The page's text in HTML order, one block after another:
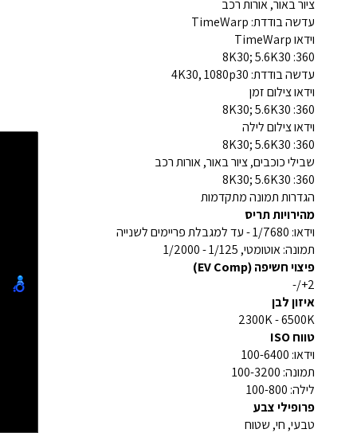
ציור באור, אורות רכב
עדשה בודדת: TimeWarp
וידאו TimeWarp
360: 8K30; 5.6K30
עדשה בודדת: 4K30, 1080p30
וידאו צילום זמן
360: 8K30; 5.6K30
וידאו צילום לילה
360: 8K30; 5.6K30
שבילי כוכבים, ציור באור, אורות רכב
360: 8K30; 5.6K30
הגדרות תמונה מתקדמות
מהירויות תריס
וידאו: 1/7680 - עד למגבלת פריימים לשנייה
תמונה: אוטומטי, 1/125 - 1/2000
פיצוי חשיפה (EV Comp)
2+/-
איזון לבן
2300K - 6500K
טווח ISO
וידאו: 100-6400
תמונה: 100-3200
לילה: 100-800
פרופילי צבע
טבעי, חי, שטוח